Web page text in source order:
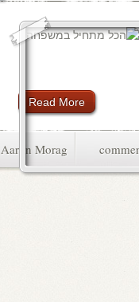
Read More
Aaron Morag